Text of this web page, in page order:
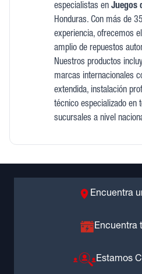
especialistas en Juegos
Honduras. Con más de
experiencia, ofrecemos
amplio de repuestos
Nuestros productos
marcas internacionales
extendida, instalación
técnico especializado en
sucursales a nivel
Encuentra
Encuentra
Estamos